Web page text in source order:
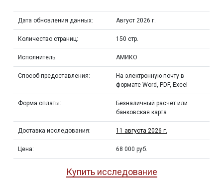
Дата обновления данных: Август 2026 г.
Количество страниц: 150 стр.
Исполнитель: АМИКО
Способ предоставления:
На электронную почту в
формате Word, PDF, Excel
Форма оплаты:
Безналичный расчет или
банковская карта
Доставка исследования: 11 августа 2026 г.
Цена: 68 000 руб.
Купить исследование